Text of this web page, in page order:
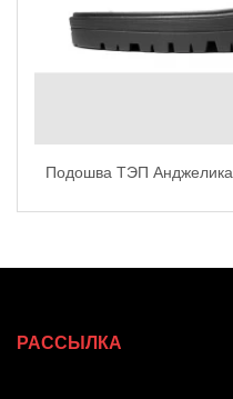
Подошва ТЭП Анджелика
РАССЫЛКА